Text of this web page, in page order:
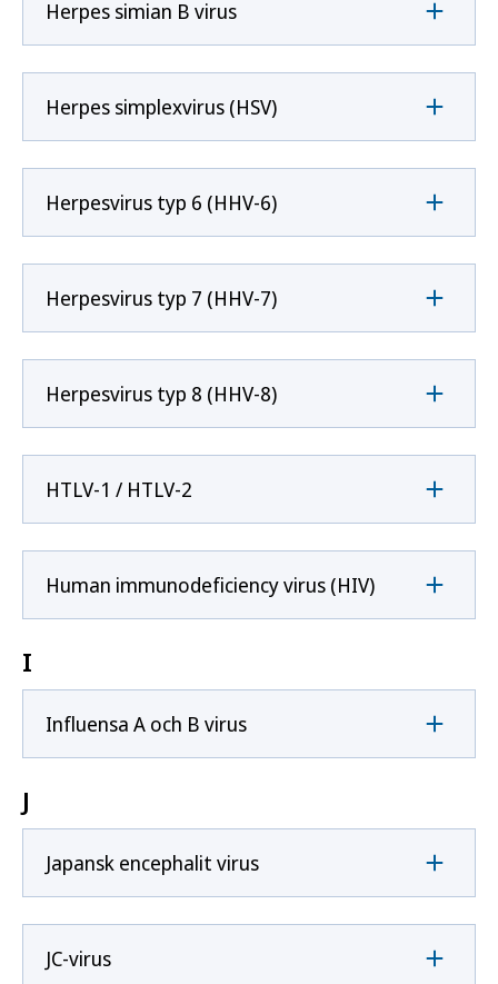
Herpes simian B virus
Herpes simplexvirus (HSV)
Herpesvirus typ 6 (HHV-6)
Herpesvirus typ 7 (HHV-7)
Herpesvirus typ 8 (HHV-8)
HTLV-1 / HTLV-2
Human immunodeficiency virus (HIV)
I
Influensa A och B virus
J
Japansk encephalit virus
JC-virus